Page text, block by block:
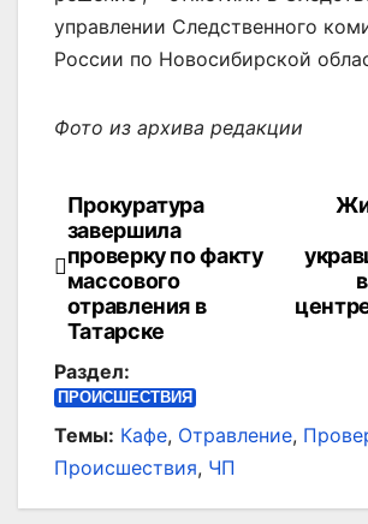
управлении Следственного
России по Новосибирской
Фото из архива редакции
Навигация
по
записям
Прокуратура
завершила
проверку по факту
массового
отравления в
Татарске
Раздел:
ПРОИСШЕСТВИЯ
Темы: Кафе, Отравление,
Происшествия, ЧП